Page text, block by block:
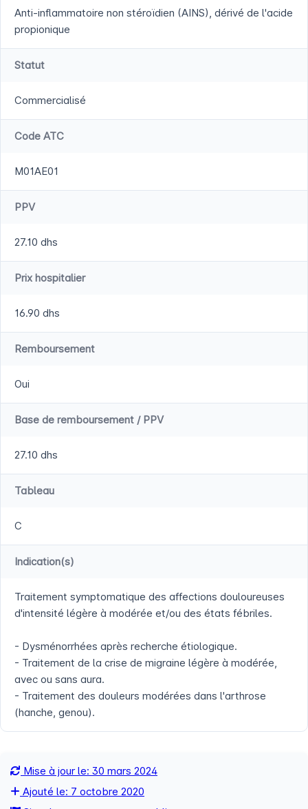
Anti-inflammatoire non stéroïdien (AINS), dérivé de l'acide
propionique
Statut
Commercialisé
Code ATC
M01AE01
PPV
27.10 dhs
Prix hospitalier
16.90 dhs
Remboursement
Oui
Base de remboursement / PPV
27.10 dhs
Tableau
C
Indication(s)
Traitement symptomatique des affections douloureuses
d'intensité légère à modérée et/ou des états fébriles.
- Dysménorrhées après recherche étiologique.
- Traitement de la crise de migraine légère à modérée,
avec ou sans aura.
- Traitement des douleurs modérées dans l'arthrose
(hanche, genou).
Mise à jour le: 30 mars 2024
Ajouté le: 7 octobre 2020